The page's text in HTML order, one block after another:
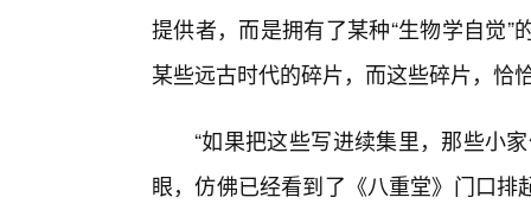
提供者，而是拥有了某种“生物学自觉
某些远古时代的碎片，而这些碎片，恰
“如果把这些写进续集里，那些小
眼，仿佛已经看到了《八重堂》门口